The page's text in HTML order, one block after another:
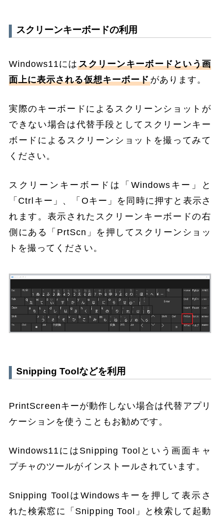
スクリーンキーボードの利用
Windows11にはスクリーンキーボードという画
面上に表示される仮想キーボードがあります。
実際のキーボードによるスクリーンショットが
できない場合は代替手段としてスクリーンキー
ボードによるスクリーンショットを撮ってみて
ください。
スクリーンキーボードは「Windowsキー」と
「Ctrlキー」、「Oキー」を同時に押すと表示さ
れます。表示されたスクリーンキーボードの右
側にある「PrtScn」を押してスクリーンショッ
トを撮ってください。
Snipping Toolなどを利用
PrintScreenキーが動作しない場合は代替アプリ
ケーションを使うこともお勧めです。
Windows11にはSnipping Toolという画面キャ
プチャのツールがインストールされています。
Snipping ToolはWindowsキーを押して表示さ
れた検索窓に「Snipping Tool」と検索して起動